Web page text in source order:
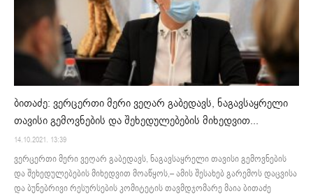
ბითაძე: ვერცერთი მერი ვეღარ გაბედავს, ნაგავსაყრელი
თავისი გემოვნების და შეხედულებების მიხედვით...
14.10.2021. 13:39
ვერცერთი მერი ვეღარ გაბედავს, ნაგავსაყრელი თავისი გემოვნების
და შეხედულებების მიხედვით მოაწყოს,– ამის შესახებ გარემოს დაცვისა
და ბუნებრივი რესურსების კომიტეტის თავმდჯომარე მაია ბითაძე